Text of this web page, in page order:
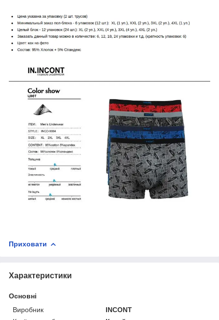
Приховати
Характеристики
Основні
Виробник
INCONT